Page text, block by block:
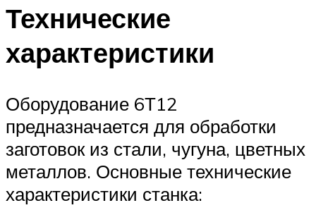
Технические
характеристики
Оборудование 6Т12
предназначается для обработки
заготовок из стали, чугуна, цветных
металлов. Основные технические
характеристики станка: